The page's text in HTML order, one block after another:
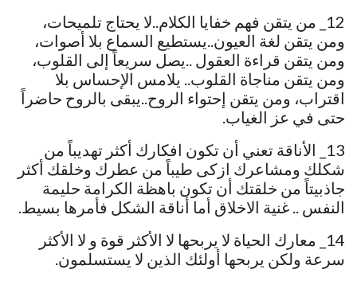
12_ من يتقن فهم خفايا الكلام..لا يحتاج تلميحات،
ومن يتقن لغة العيون..يستطيع السماع بلا أصوات،
ومن يتقن قراءة العقول ..يصل سريعاً إلى القلوب،
ومن يتقن مناجاة القلوب.. يلامس الإحساس بلا
اقتراب، ومن يتقن إحتواء الروح..يبقى بالروح حاضراً
حتى في عز الغياب.
13_ الأناقة تعني أن تكون افكارك أكثر تهديباً من
شكلك ومشاعرك ازكى طيباً من عطرك وخلقك أكثر
جاذبيتاً من خلقتك أن تكون باهظة الكرامة حليمة
النفس .. غنية الاخلاق أما أناقة الشكل فأمرها بسيط.
14_ معارك الحياة لا يربحها لا الأكثر قوة و لا الأكثر
سرعة ولكن يربحها أولئك الذين لا يستسلمون.